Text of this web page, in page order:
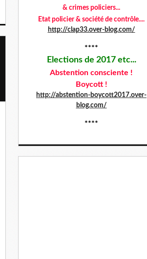
& crimes policiers...
Etat policier & société de contrôle....
http://clap33.over-blog.com/
****
Elections de 2017 etc...
Abstention consciente !
Boycott !
http://abstention-boycott2017.over-
blog.com/
****